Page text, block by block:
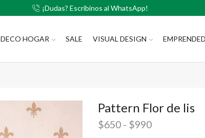
¡Dudas? Escribinos al WhatsApp!
DECO HOGAR SALE VISUAL DESIGN
Pattern Flor de lis
$650 - $990